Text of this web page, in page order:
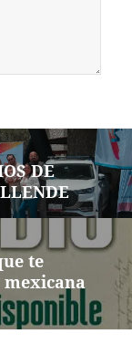
DE
te